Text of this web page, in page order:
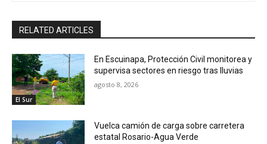
RELATED ARTICLES
El Sur
En Escuinapa, Protección Civil monitorea y
supervisa sectores en riesgo tras lluvias
agosto 8, 2026
Vuelca camión de carga sobre carretera
estatal Rosario-Agua Verde